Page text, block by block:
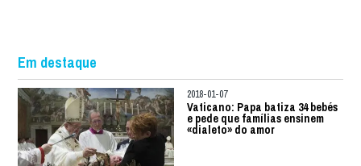
Em destaque
2018-01-07
Vaticano: Papa batiza 34 bebés
e pede que famílias ensinem
«dialeto» do amor